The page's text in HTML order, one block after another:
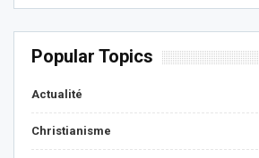
Popular Topics
Actualité
Christianisme